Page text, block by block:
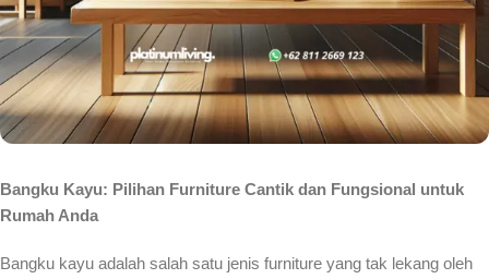
Bangku Kayu: Pilihan Furniture Cantik dan Fungsional untuk
Rumah Anda
Bangku kayu adalah salah satu jenis furniture yang tak lekang oleh